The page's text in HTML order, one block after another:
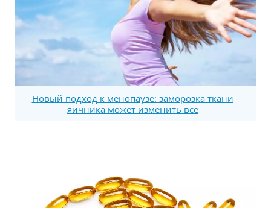
Новый подход к менопаузе: заморозка ткани
яичника может изменить все